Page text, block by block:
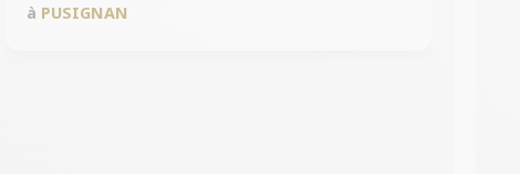
à PUSIGNAN